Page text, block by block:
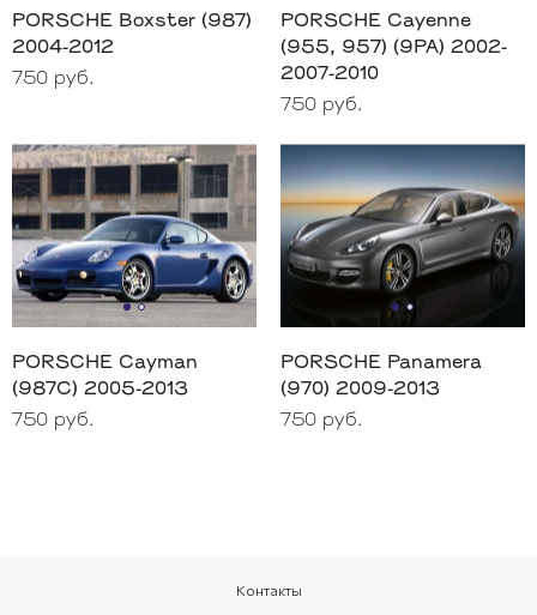
PORSCHE Boxster (987)
2004-2012
750 руб.
PORSCHE Cayenne
(955, 957) (9PA) 2002-
2007-2010
750 руб.
PORSCHE Cayman
(987C) 2005-2013
750 руб.
PORSCHE Panamera
(970) 2009-2013
750 руб.
Контакты